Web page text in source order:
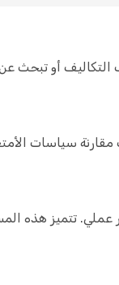
التكاليف أو تبحث
سياسات
تتميز هذه